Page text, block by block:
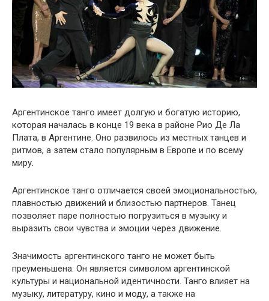
Аргентинское танго имеет долгую и богатую историю,
которая началась в конце 19 века в районе Рио Де Ла
Плата, в Аргентине. Оно развилось из местных танцев и
ритмов, а затем стало популярным в Европе и по всему
миру.
Аргентинское танго отличается своей эмоциональностью,
плавностью движений и близостью партнеров. Танец
позволяет паре полностью погрузиться в музыку и
выразить свои чувства и эмоции через движение.
Значимость аргентинского танго не может быть
преуменьшена. Он является символом аргентинской
культуры и национальной идентичности. Танго влияет на
музыку, литературу, кино и моду, а также на